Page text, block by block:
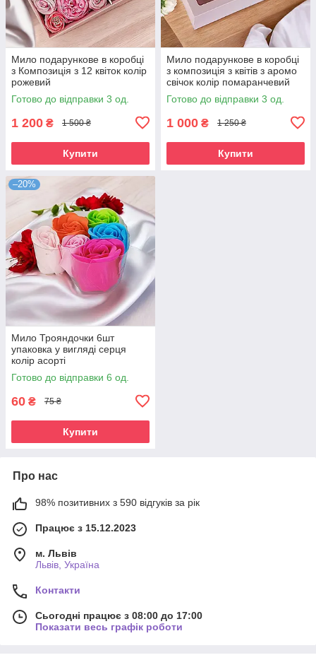
Мило подарункове в коробці
з Композиція з 12 квіток колір
рожевий
Готово до відправки 3 од.
1 200 ₴ 1 500 ₴
Купити
Мило подарункове в коробці
з композиція з квітів з аромо
свічок колір помаранчевий
Готово до відправки 3 од.
1 000 ₴ 1 250 ₴
Купити
–20%
Мило Трояндочки 6шт
упаковка у вигляді серця
колір асорті
Готово до відправки 6 од.
60 ₴ 75 ₴
Купити
Про нас
98% позитивних з 590 відгуків за рік
Працює з 15.12.2023
м. Львів
Львів, Україна
Контакти
Сьогодні працює з 08:00 до 17:00
Показати весь графік роботи